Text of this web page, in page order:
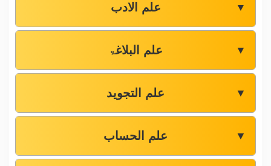
علم الادب ▼
علم البلاغۃ ▼
علم التجوید ▼
علم الحساب ▼